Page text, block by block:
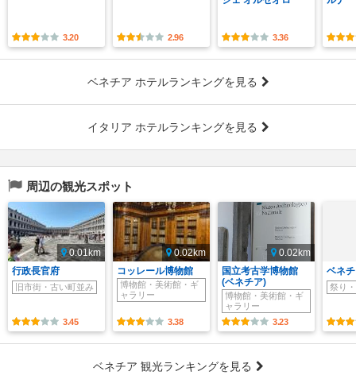
3.20 2.96 3.36
ベネチア ホテルランキングを見る
イタリア ホテルランキングを見る
周辺の観光スポット
0.01km
行政長官府
旧市街・古い町並み
3.45
0.02km
コッレール博物館
博物館・美術館・ギ
ャラリー
3.38
0.02km
国立考古学博物館
(ベネチア)
博物館・美術館・ギ
ャラリー
3.23
ベネ
祭り
ベネチア 観光ランキングを見る